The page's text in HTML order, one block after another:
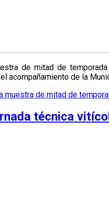
de mitad de
acompañamiento de la
de mitad de
técnica